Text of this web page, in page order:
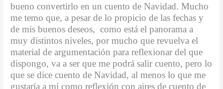
e o
k
p
e
bueno convertirlo en un cuento de Navidad. Mucho
me temo que, a pesar de lo propicio de las fechas y
de mis buenos deseos, como está el panorama a
muy distintos niveles, por mucho que revuelva el
material de argumentación para reflexionar del que
dispongo, va a ser que me podrá salir cuento, pero lo
que se dice cuento de Navidad, al menos lo que me
gustaría a mí como reflexión con aires de cuento de